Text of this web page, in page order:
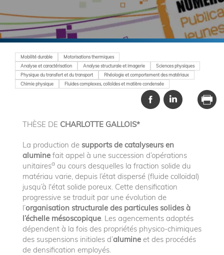
Mobilité durable
Motorisations thermiques
Analyse et caractérisation
Analyse structurale et imagerie
Sciences physiques
Physique du transfert et du transport
Rhéologie et comportement des matériaux
Chimie physique
Fluides complexes, colloïdes et matière condensée
THÈSE DE CHARLOTTE GALLOIS*
La production de supports de catalyseurs en
alumine fait appel à une succession d’opérations
unitairesa au cours desquelles la fraction solide du
matériau varie, depuis l’état dispersé (fluide colloïdal)
jusqu’à l'état solide poreux. Cette densification
progressive se traduit par une évolution de
l’organisation structurale des particules solides à
l’échelle mésoscopique . Les agencements adoptés
dépendent à la fois des propriétés physico-chimiques
des suspensions initiales d’alumine et des procédés
de densification employés.